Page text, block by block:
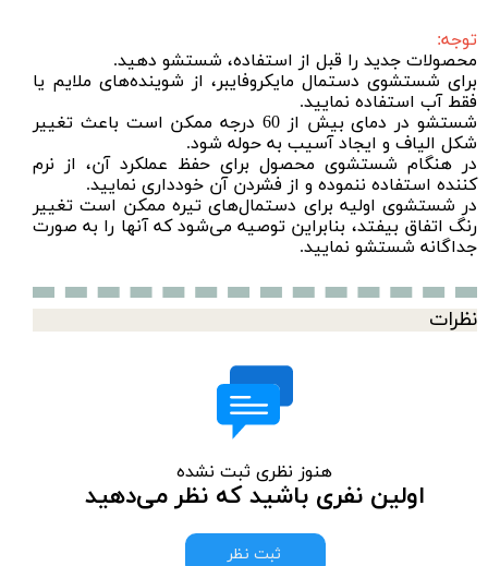
توجه:
محصولات جدید را قبل از استفاده، شستشو دهید.
برای شستشوی دستمال مایکروفایبر، از شوینده‌های ملایم یا
فقط آب استفاده نمایید.
شستشو در دمای بیش از 60 درجه ممکن است باعث تغییر
شکل الیاف و ایجاد آسیب به حوله شود.
در هنگام شستشوی محصول برای حفظ عملکرد آن، از نرم
کننده استفاده ننموده و از فشردن آن خودداری نمایید.
در شستشوی اولیه برای دستمال‌های تیره ممکن است تغییر
رنگ اتفاق بیفتد، بنابراین توصیه می‌شود که آنها را به صورت
جداگانه شستشو نمایید.
نظرات
هنوز نظری ثبت نشده
اولین نفری باشید که نظر می‌دهید
ثبت نظر